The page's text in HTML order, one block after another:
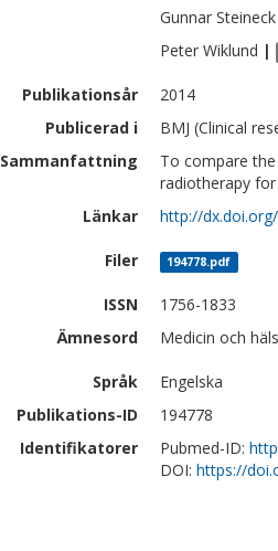
Gunnar Steineck
Peter Wiklund |
Publikationsår
2014
Publicerad i
BMJ (Clinical
Sammanfattning
To compare
radiotherapy
Länkar
http://
Filer 194778.pdf
ISSN
1756-1833
Ämnesord
Medicin och
Språk
Engelska
Publikations-ID
194778
Identifikatorer
Pubmed-ID:
DOI: https://